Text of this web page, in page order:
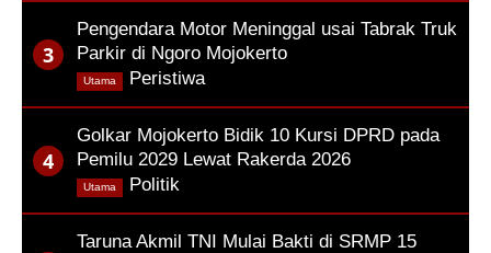
Pengendara Motor Meninggal usai Tabrak Truk
Parkir di Ngoro Mojokerto
Peristiwa,
Utama
Golkar Mojokerto Bidik 10 Kursi DPRD pada
Pemilu 2029 Lewat Rakerda 2026
Politik
Utama
Taruna Akmil TNI Mulai Bakti di SRMP 15